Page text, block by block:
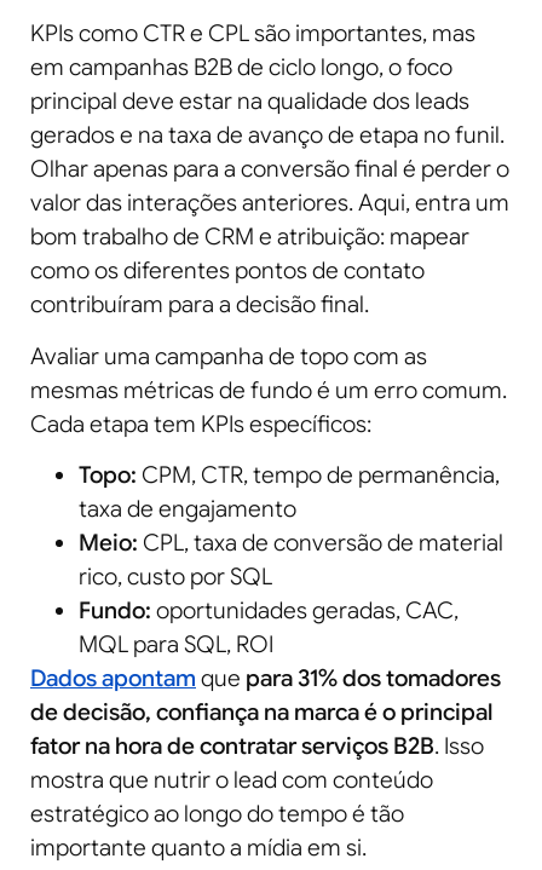
KPIs como CTR e CPL são importantes, mas
em campanhas B2B de ciclo longo, o foco
principal deve estar na qualidade dos leads
gerados e na taxa de avanço de etapa no funil.
Olhar apenas para a conversão final é perder o
valor das interações anteriores. Aqui, entra um
bom trabalho de CRM e atribuição: mapear
como os diferentes pontos de contato
contribuíram para a decisão final.
Avaliar uma campanha de topo com as
mesmas métricas de fundo é um erro comum.
Cada etapa tem KPIs específicos:
Topo: CPM, CTR, tempo de permanência,
taxa de engajamento
Meio: CPL, taxa de conversão de material
rico, custo por SQL
Fundo: oportunidades geradas, CAC,
MQL para SQL, ROI
Dados apontam que para 31% dos tomadores
de decisão, confiança na marca é o principal
fator na hora de contratar serviços B2B. Isso
mostra que nutrir o lead com conteúdo
estratégico ao longo do tempo é tão
importante quanto a mídia em si.